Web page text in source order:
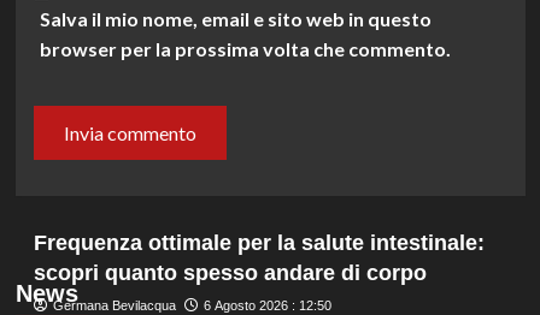
Salva il mio nome, email e sito web in questo
browser per la prossima volta che commento.
News
Frequenza ottimale per la salute intestinale:
scopri quanto spesso andare di corpo
Germana Bevilacqua 6 Agosto 2026 : 12:50